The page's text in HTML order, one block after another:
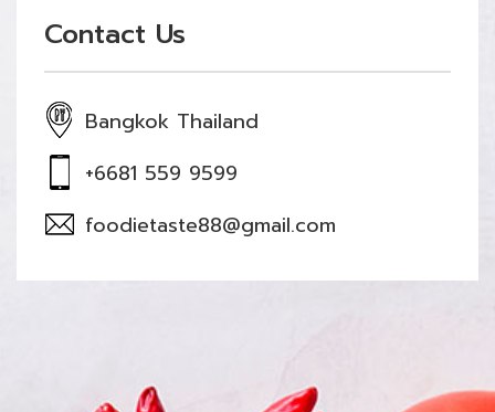
Contact Us
Bangkok Thailand
+6681 559 9599
foodietaste88@gmail.com